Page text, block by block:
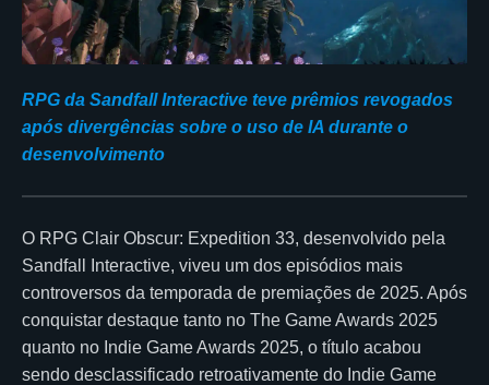
RPG da Sandfall Interactive teve prêmios revogados
após divergências sobre o uso de IA durante o
desenvolvimento
O RPG Clair Obscur: Expedition 33, desenvolvido pela
Sandfall Interactive, viveu um dos episódios mais
controversos da temporada de premiações de 2025. Após
conquistar destaque tanto no The Game Awards 2025
quanto no Indie Game Awards 2025, o título acabou
sendo desclassificado retroativamente do Indie Game